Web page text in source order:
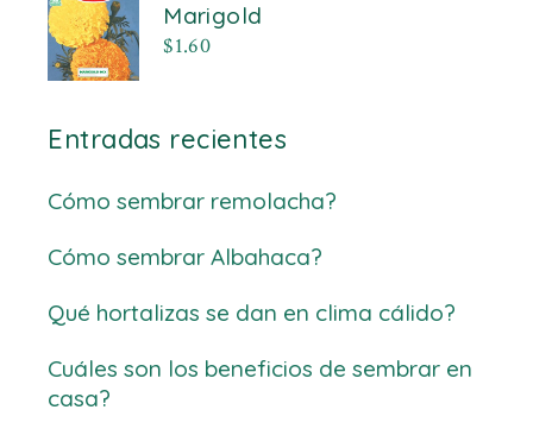
Marigold
$1.60
Entradas recientes
Cómo sembrar remolacha?
Cómo sembrar Albahaca?
Qué hortalizas se dan en clima cálido?
Cuáles son los beneficios de sembrar en
casa?